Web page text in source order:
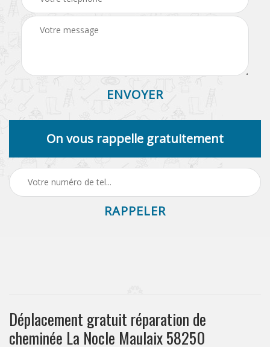
On vous rappelle gratuitement
Déplacement gratuit réparation de
cheminée La Nocle Maulaix 58250